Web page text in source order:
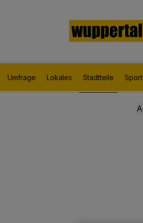
Umfrage Lokales Stadtteile Sport